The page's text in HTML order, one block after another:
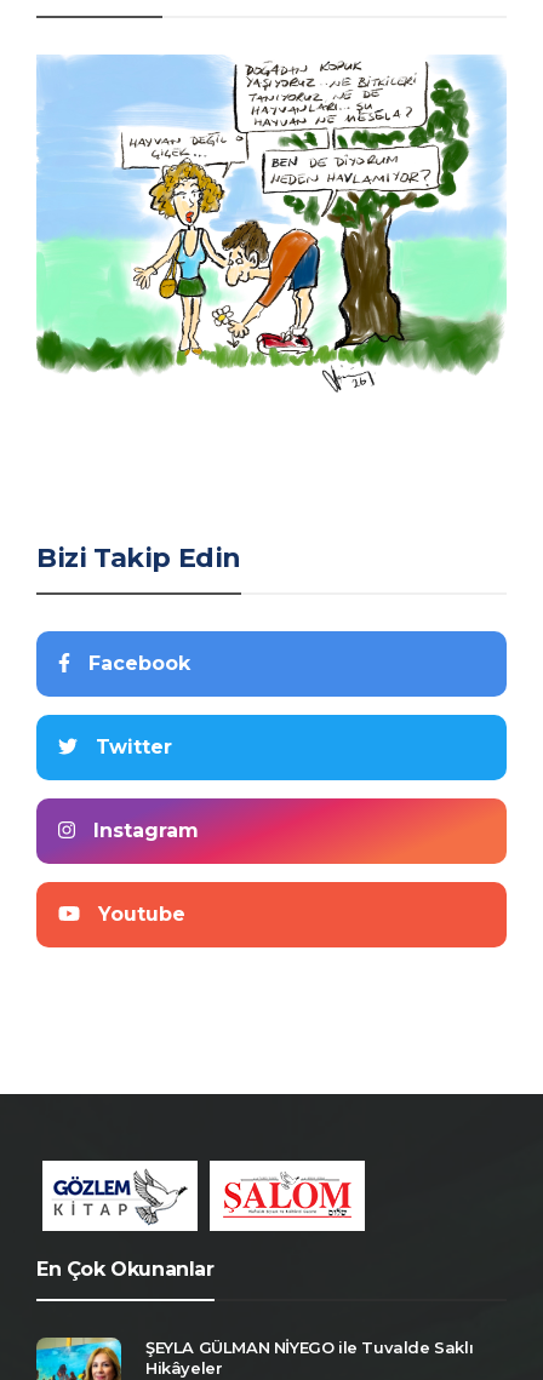
Bizi Takip Edin
Facebook
Twitter
Instagram
Youtube
En Çok Okunanlar
ŞEYLA GÜLMAN NİYEGO ile Tuvalde Saklı
Hikâyeler